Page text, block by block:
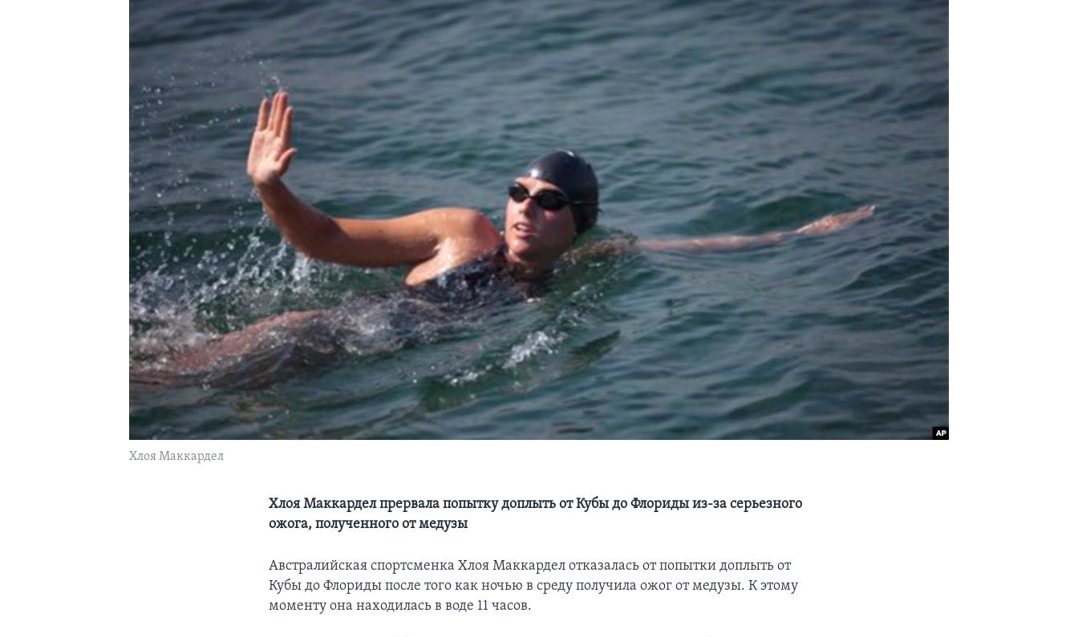
Хлоя Маккардел
Хлоя Маккардел прервала попытку доплыть от Кубы до Флориды из-за серьезного
ожога, полученного от медузы
Австралийская спортсменка Хлоя Маккардел отказалась от попытки доплыть от
Кубы до Флориды после того как ночью в среду получила ожог от медузы. К этому
моменту она находилась в воде 11 часов.